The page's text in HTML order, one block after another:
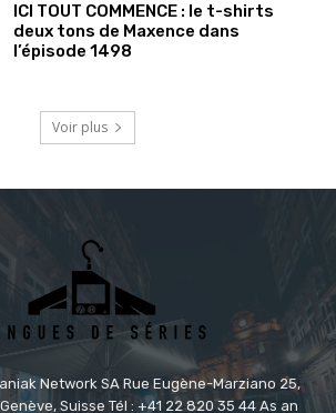
ICI TOUT COMMENCE : le t-shirts
deux tons de Maxence dans
l’épisode 1498
Voir plus
Network SA Rue Eugène-Marziano 25,
Suisse Tél : +41 22 820 35 44 As an